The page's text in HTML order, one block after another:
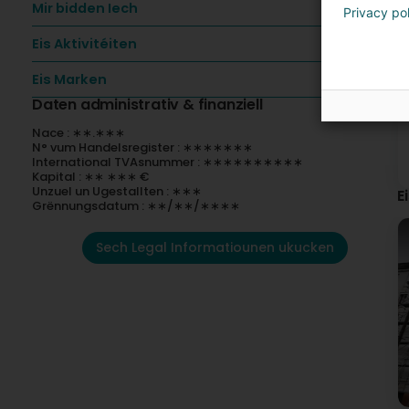
Mir bidden Iech
Eis Aktivitéiten
Eis Marken
Daten administrativ & finanziell
Nace : ∗∗.∗∗∗
N° vum Handelsregister : ∗∗∗∗∗∗∗
International TVAsnummer : ∗∗∗∗∗∗∗∗∗∗
Kapital : ∗∗ ∗∗∗ €
Unzuel un Ugestallten : ∗∗∗
Grënnungsdatum : ∗∗/∗∗/∗∗∗∗
Sech Legal Informatiounen ukucken
Privacy